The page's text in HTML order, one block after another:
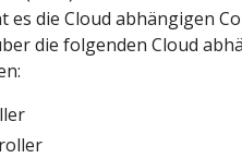
es die Cloud abhängigen
die folgenden Cloud